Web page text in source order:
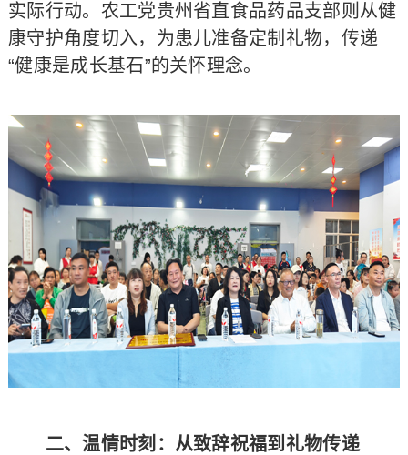
实际行动。农工党贵州省直食品药品支部则从健
康守护角度切入，为患儿准备定制礼物，传递
“健康是成长基石”的关怀理念。
二、温情时刻：从致辞祝福到礼物传递